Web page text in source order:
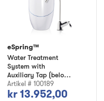
eSpring™
Water Treatment
System with
Auxiliary Tap (below
counter installation)
Artikel # 100189
kr 13.952,00